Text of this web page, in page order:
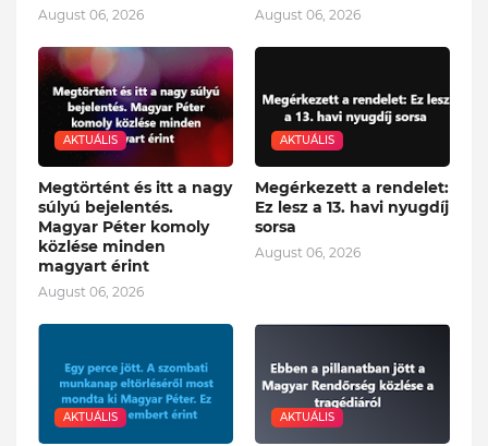
August 06, 2026 August 06, 2026
AKTUÁLIS
Megtörtént és itt a nagy
súlyú bejelentés.
Magyar Péter komoly
közlése minden
magyart érint
August 06, 2026
AKTUÁLIS
Megérkezett a rendelet:
Ez lesz a 13. havi nyugdíj
sorsa
August 06, 2026
AKTUÁLIS AKTUÁLIS